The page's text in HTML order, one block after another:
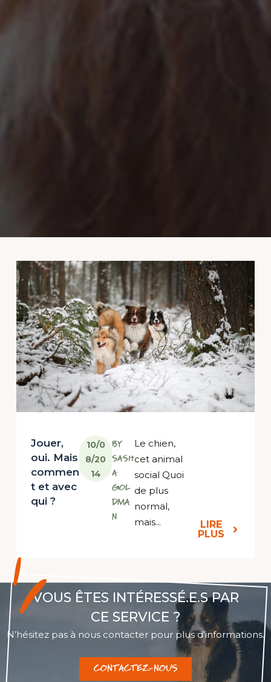
Jouer,
oui. Mais
commen
t et avec
qui ?
10/0
8/20
14
BY
SASH
A
GOL
DMA
N
Le chien,
cet animal
social Quoi
de plus
normal,
mais...
LIRE
PLUS
VOUS ÊTES INTÉRESSÉ.E.S PAR
CE SERVICE ?
N’hésitez pas à nous contacter pour plus d’informations.
CONTACTEZ-NOUS